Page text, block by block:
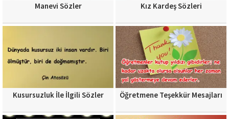
Manevi Sözler Kız Kardeş Sözleri
Kusursuzluk İle İlgili Sözler Öğretmene Teşekkür Mesajları